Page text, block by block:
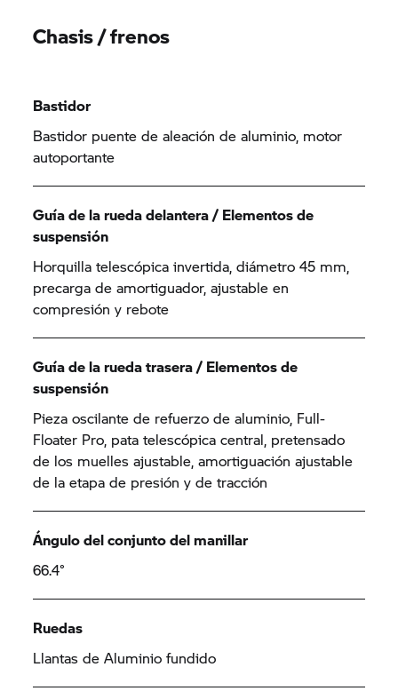
Chasis / frenos
Bastidor
Bastidor puente de aleación de aluminio, motor
autoportante
Guía de la rueda delantera / Elementos de
suspensión
Horquilla telescópica invertida, diámetro 45 mm,
precarga de amortiguador, ajustable en
compresión y rebote
Guía de la rueda trasera / Elementos de
suspensión
Pieza oscilante de refuerzo de aluminio, Full-
Floater Pro, pata telescópica central, pretensado
de los muelles ajustable, amortiguación ajustable
de la etapa de presión y de tracción
Ángulo del conjunto del manillar
66.4°
Ruedas
Llantas de Aluminio fundido